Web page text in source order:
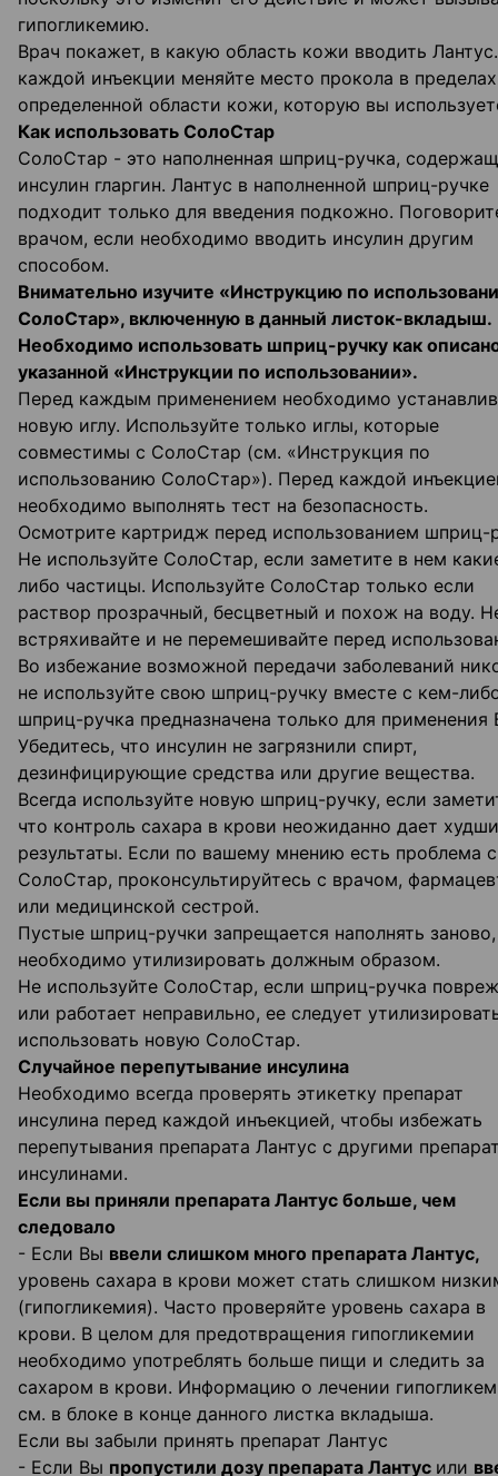
гипогликемию.
Врач покажет, в какую область кожи вводить
каждой инъекции меняйте место прокола в пределах
определенной области кожи, которую вы
Как использовать СолоСтар
СолоСтар - это наполненная шприц-ручка,
инсулин гларгин. Лантус в наполненной шприц-ручке
подходит только для введения подкожно.
врачом, если необходимо вводить инсулин другим
способом.
Внимательно изучите «Инструкцию по
СолоСтар», включенную в данный листок-вкладыш.
Необходимо использовать шприц-ручку как
указанной «Инструкции по использовании».
Перед каждым применением необходимо
новую иглу. Используйте только иглы, которые
совместимы с СолоСтар (см. «Инструкция по
использованию СолоСтар»). Перед каждой
необходимо выполнять тест на безопасность.
Осмотрите картридж перед использованием шприц-
Не используйте СолоСтар, если заметите в нем
либо частицы. Используйте СолоСтар только если
раствор прозрачный, бесцветный и похож на воду.
встряхивайте и не перемешивайте перед
Во избежание возможной передачи заболеваний
не используйте свою шприц-ручку вместе с кем-
шприц-ручка предназначена только для применения
Убедитесь, что инсулин не загрязнили спирт,
дезинфицирующие средства или другие вещества.
Всегда используйте новую шприц-ручку, если
что контроль сахара в крови неожиданно дает
результаты. Если по вашему мнению есть проблема с
СолоСтар, проконсультируйтесь с врачом,
или медицинской сестрой.
Пустые шприц-ручки запрещается наполнять
необходимо утилизировать должным образом.
Не используйте СолоСтар, если шприц-ручка
или работает неправильно, ее следует
использовать новую СолоСтар.
Случайное перепутывание инсулина
Необходимо всегда проверять этикетку препарат
инсулина перед каждой инъекцией, чтобы избежать
перепутывания препарата Лантус с другими
инсулинами.
Если вы приняли препарата Лантус больше, чем
следовало
- Если Вы ввели слишком много препарата Лантус,
уровень сахара в крови может стать слишком
(гипогликемия). Часто проверяйте уровень сахара в
крови. В целом для предотвращения гипогликемии
необходимо употреблять больше пищи и следить за
сахаром в крови. Информацию о лечении
см. в блоке в конце данного листка вкладыша.
Если вы забыли принять препарат Лантус
- Если Вы пропустили дозу препарата Лантус или